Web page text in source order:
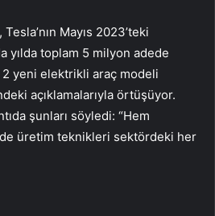
Tesla’nın Mayıs 2023’teki
yılda toplam 5 milyon adede
2 yeni elektrikli araç modeli
açıklamalarıyla örtüşüyor.
şunları söyledi: “Hem
de üretim teknikleri sektördeki her